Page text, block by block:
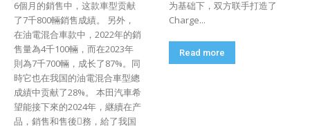
6個月的銷售中，这款車型贡献
了7千800輛銷售成績。 另外，
在油電混合車款中，2022年的銷
售量為4千100輛，而在2023年
則為7千700輛，成长了87%。同
時它也在我国的油電混合車型總
成績中贡献了28%。 本田汽車希
望能接下來的2024年，継續在产
品，銷售和售後𦙹務，給了我国
为基础下，双方联手打造了
Charge...
Read more